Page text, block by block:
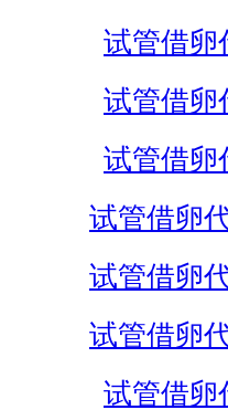
试管借卵
试管借卵
试管借卵
试管借卵
试管借卵
试管借卵
试管借卵